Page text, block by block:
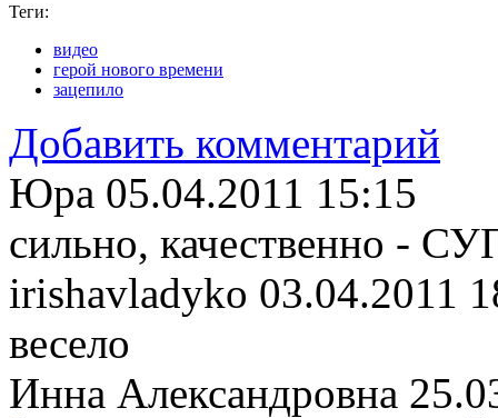
Теги:
видео
герой нового времени
зацепило
Добавить комментарий
Юра 05.04.2011 15:15
сильно, качественно -
irishavladyko 03.04.2011
весело
Инна Александровна